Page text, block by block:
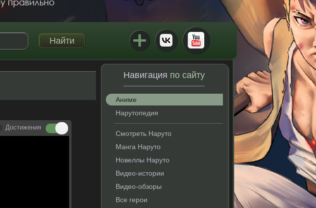
Достижения
Навигация по сайту
Аниме
Нарутопедия
Смотреть Наруто
Манга Наруто
Новеллы Наруто
Видео-истории
Видео-обзоры
Все герои